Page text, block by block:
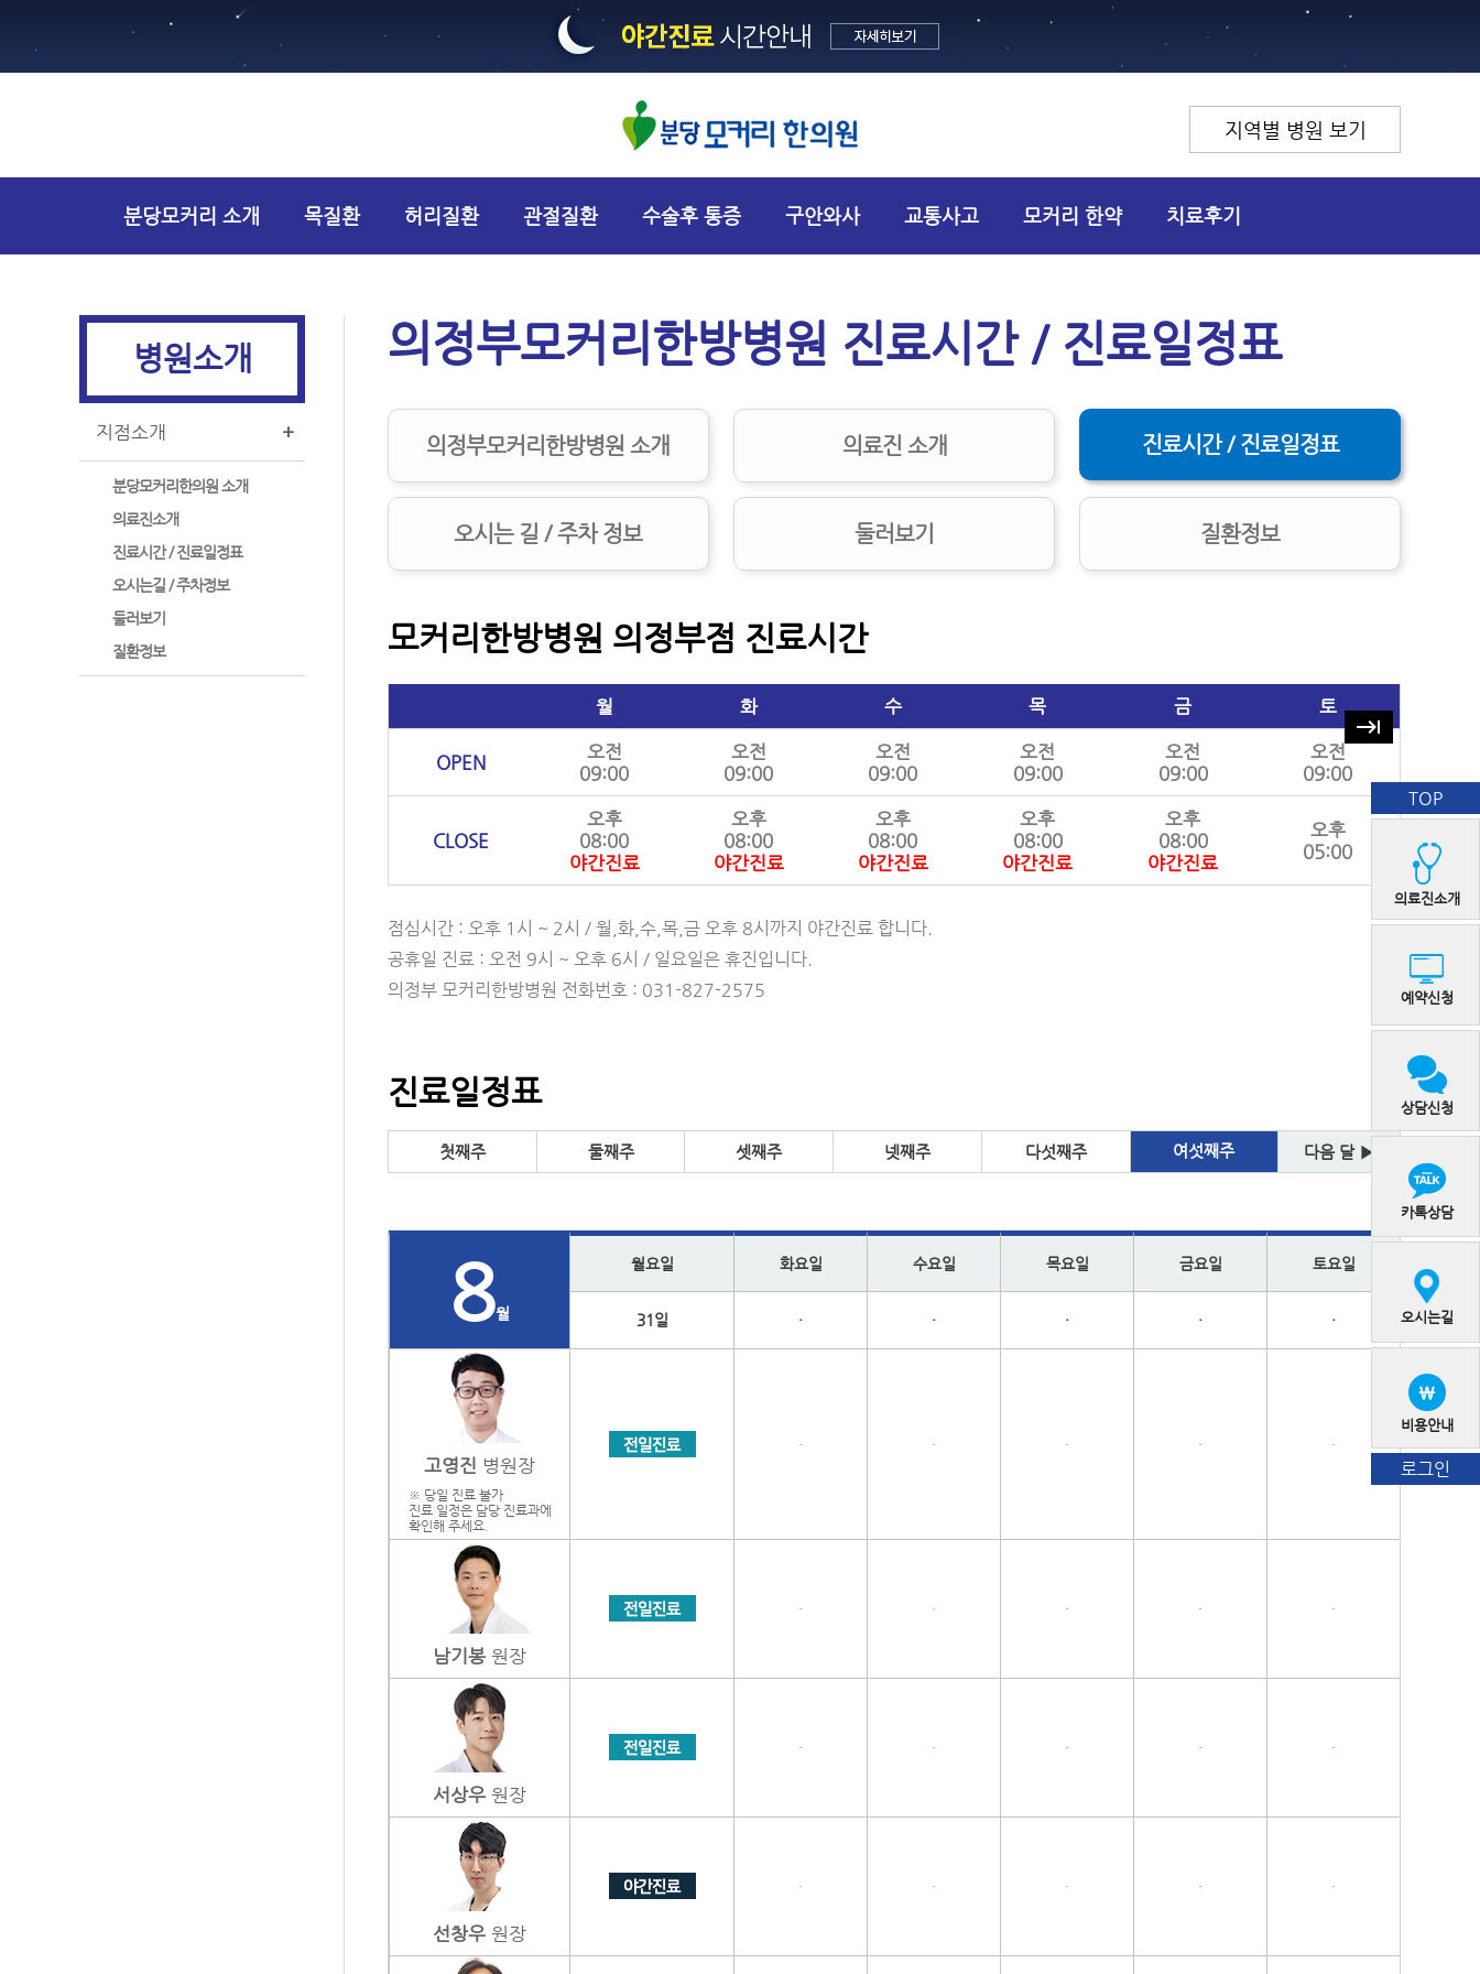
지역별 병원 보기
분당모커리 소개 목질환 허리질환 관절질환 수술후 통증 구안와사 교통사고 모커리 한약 치료후기
keyboard_tab
TOP
의료진소개
예약신청
상담신청
카톡상담
오시는길
비용안내
로그인
병원소개
지점소개 +
분당모커리한의원 소개
의료진소개
진료시간 / 진료일정표
오시는길 / 주차정보
둘러보기
질환정보
의정부모커리한방병원 진료시간 / 진료일정표
의정부모커리한방병원 소개 의료진 소개 진료시간 / 진료일정표
오시는 길 / 주차 정보 둘러보기 질환정보
모커리한방병원 의정부점 진료시간
월 화 수 목 금 토
OPEN
오전
09:00
오전
09:00
오전
09:00
오전
09:00
오전
09:00
오전
09:00
CLOSE
오후
08:00
야간진료
오후
08:00
야간진료
오후
08:00
야간진료
오후
08:00
야간진료
오후
08:00
야간진료
오후
05:00
점심시간 : 오후 1시 ~ 2시 / 월,화,수,목,금 오후 8시까지 야간진료 합니다.
공휴일 진료 : 오전 9시 ~ 오후 6시 / 일요일은 휴진입니다.
의정부 모커리한방병원 전화번호 : 031-827-2575
진료일정표
첫째주 둘째주 셋째주 넷째주 다섯째주 여섯째주 다음 달 ▶
8월
월요일 화요일 수요일 목요일 금요일 토요일
31일 · · · · ·
고영진 병원장
※ 당일 진료 불가
진료 일정은 담당 진료과에
확인해 주세요.
· · · · ·
남기봉 원장
· · · · ·
서상우 원장
· · · · ·
선창우 원장
· · · · ·